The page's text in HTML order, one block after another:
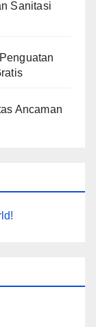
Sanitasi
Ancaman